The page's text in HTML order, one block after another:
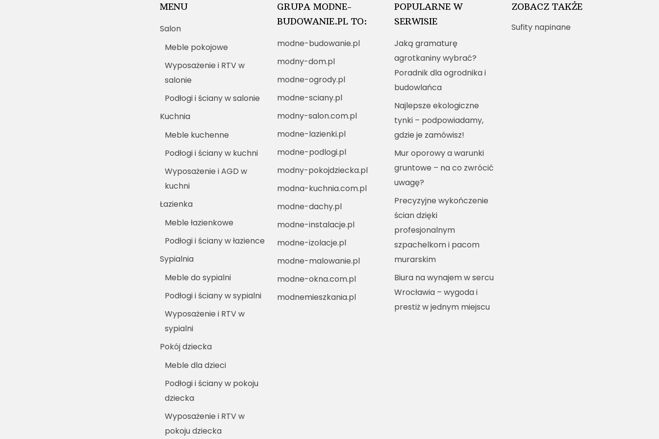
MENU
Salon
Meble pokojowe
Wyposażenie i RTV w
salonie
Podłogi i ściany w salonie
Kuchnia
Meble kuchenne
Podłogi i ściany w kuchni
Wyposażenie i AGD w
kuchni
Łazienka
Meble łazienkowe
Podłogi i ściany w łazience
Sypialnia
Meble do sypialni
Podłogi i ściany w sypialni
Wyposażenie i RTV w
sypialni
Pokój dziecka
Meble dla dzieci
Podłogi i ściany w pokoju
dziecka
Wyposażenie i RTV w
pokoju dziecka
GRUPA MODNE-
BUDOWANIE.PL TO:
modne-budowanie.pl
modny-dom.pl
modne-ogrody.pl
modne-sciany.pl
modny-salon.com.pl
modne-lazienki.pl
modne-podlogi.pl
modny-pokojdziecka.pl
modna-kuchnia.com.pl
modne-dachy.pl
modne-instalacje.pl
modne-izolacje.pl
modne-malowanie.pl
modne-okna.com.pl
modnemieszkania.pl
POPULARNE W
SERWISIE
Jaką gramaturę
agrotkaniny wybrać?
Poradnik dla ogrodnika i
budowlańca
Najlepsze ekologiczne
tynki – podpowiadamy,
gdzie je zamówisz!
Mur oporowy a warunki
gruntowe – na co zwrócić
uwagę?
Precyzyjne wykończenie
ścian dzięki
profesjonalnym
szpachelkom i pacom
murarskim
Biura na wynajem w sercu
Wrocławia – wygoda i
prestiż w jednym miejscu
ZOBACZ TAKŻE
Sufity napinane